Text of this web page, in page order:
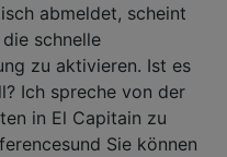
abmeldet, scheint
schnelle
zu aktivieren. Ist es
Ich spreche von der
in El Capitain zu
Sie können